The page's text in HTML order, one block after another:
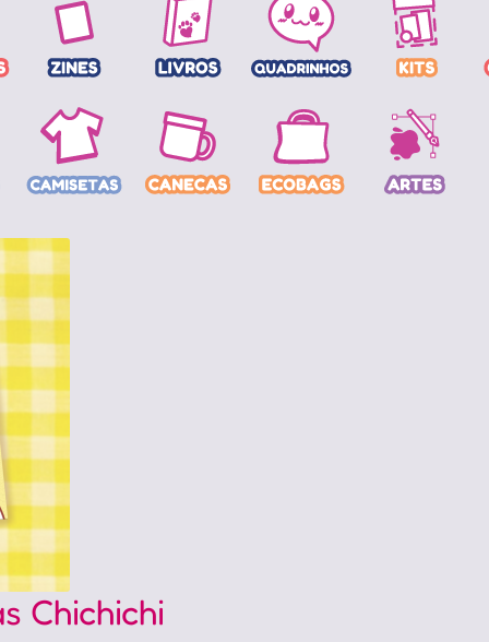
Chichichi